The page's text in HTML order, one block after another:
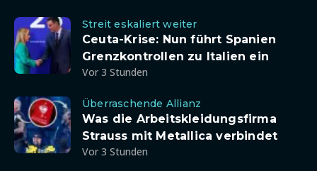
Streit eskaliert weiter
Ceuta-Krise: Nun führt Spanien
Grenzkontrollen zu Italien ein
Vor 3 Stunden
Überraschende Allianz
Was die Arbeitskleidungsfirma
Strauss mit Metallica verbindet
Vor 3 Stunden